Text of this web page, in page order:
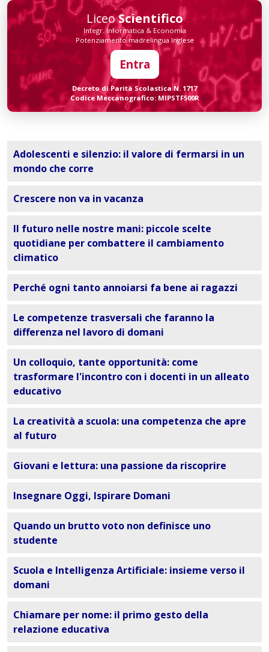
LiceoScientifico
Integr. Informatica & Economia
Potenziamento madrelingua Inglese
Entra
Decreto di Parità Scolastica N. 1717
Codice Meccanografico: MIPSTF500R
Adolescenti e silenzio: il valore di fermarsi in un
mondo che corre
Crescere non va in vacanza
Il futuro nelle nostre mani: piccole scelte
quotidiane per combattere il cambiamento
climatico
Perché ogni tanto annoiarsi fa bene ai ragazzi
Le competenze trasversali che faranno la
differenza nel lavoro di domani
Un colloquio, tante opportunità: come
trasformare l'incontro con i docenti in un alleato
educativo
La creatività a scuola: una competenza che apre
al futuro
Giovani e lettura: una passione da riscoprire
Insegnare Oggi, Ispirare Domani
Quando un brutto voto non definisce uno
studente
Scuola e Intelligenza Artificiale: insieme verso il
domani
Chiamare per nome: il primo gesto della
relazione educativa